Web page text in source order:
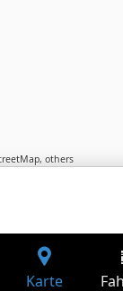
, others
Karte